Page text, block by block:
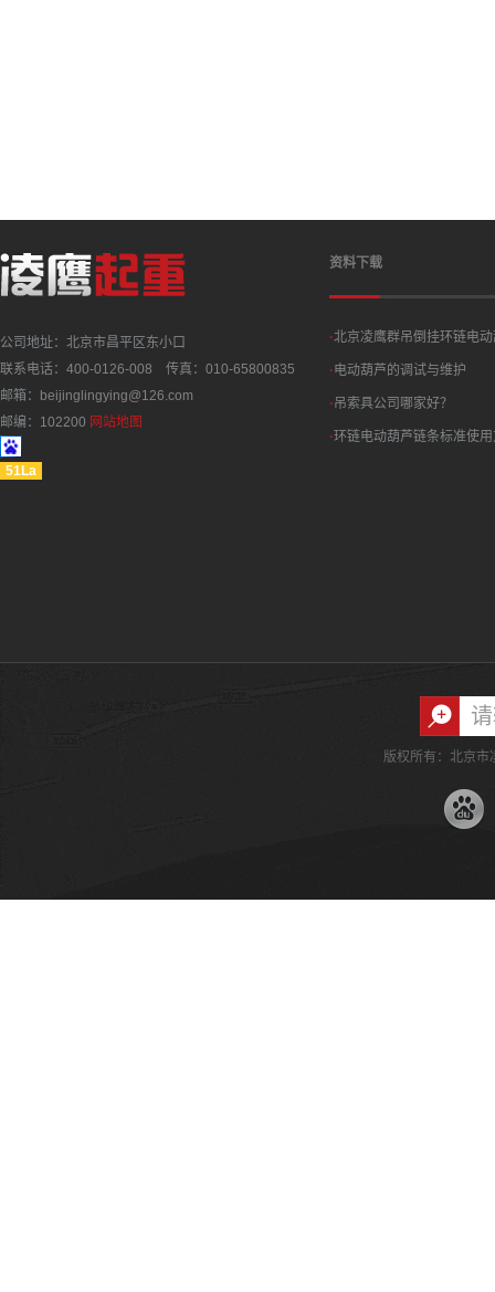
公司地址：北京市昌平区东小口
联系电话：400-0126-008 传真：010-65800835
邮箱：beijinglingying@126.com
邮编：102200 网站地图
51La
资料下载
·北京凌鹰群吊倒挂环链电
·电动葫芦的调试与维护
·吊索具公司哪家好？
·环链电动葫芦链条标准使
版权所有：北京